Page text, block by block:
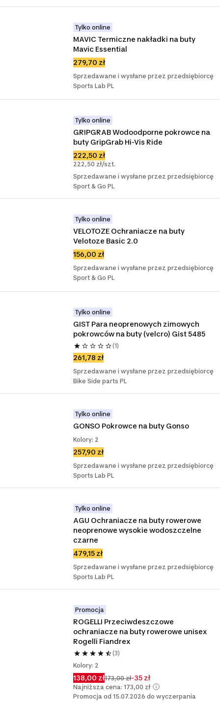
Tylko online
MAVIC Termiczne nakładki na buty
Mavic Essential
279,70 zł
Sprzedawane i wysłane przez przedsiębiorcę
Sports Lab PL
Tylko online
GRIPGRAB Wodoodporne pokrowce na
buty GripGrab Hi-Vis Ride
222,50 zł
222,50 zł/szt.
Sprzedawane i wysłane przez przedsiębiorcę
Sport & Go PL
Tylko online
VELOTOZE Ochraniacze na buty
Velotoze Basic 2.0
156,00 zł
Sprzedawane i wysłane przez przedsiębiorcę
Sport & Go PL
Tylko online
GIST Para neoprenowych zimowych
pokrowców na buty (velcro) Gist 5485
(1)
261,78 zł
Sprzedawane i wysłane przez przedsiębiorcę
Bike Side parts PL
Tylko online
GONSO Pokrowce na buty Gonso
Kolory: 2
257,90 zł
Sprzedawane i wysłane przez przedsiębiorcę
Sports Lab PL
Tylko online
AGU Ochraniacze na buty rowerowe
neoprenowe wysokie wodoszczelne
czarne
479,15 zł
Sprzedawane i wysłane przez przedsiębiorcę
Sports Lab PL
Promocja
ROGELLI Przeciwdeszczowe
ochraniacze na buty rowerowe unisex
Rogelli Fiandrex
(3)
Kolory: 2
138,00 zł173,00 zł-35 zł
Najniższa cena: 173,00 zł
Promocja od 15.07.2026 do wyczerpania